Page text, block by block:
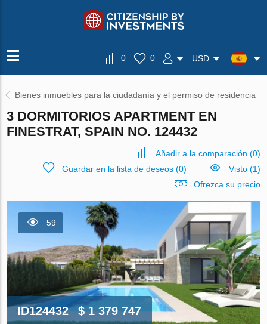
0 0 USD
Bienes inmuebles para la ciudadanía y el permiso de residencia
3 DORMITORIOS APARTMENT EN
FINESTRAT, SPAIN NO. 124432
Añadir a la comparación (0)
Guardar en la lista de deseos(0)
Visto (1)
Ofrezca su precio
59
ID124432 $ 1 379 747